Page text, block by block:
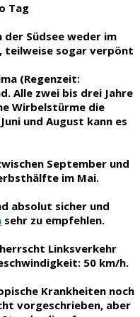
Tag
der Südsee weder im
teilweise sogar verpönt
(Regenzeit:
Alle zwei bis drei Jahre
Wirbelstürme die
und August kann es
September und
im Mai.
absolut sicher und
sehr zu empfehlen.
Linksverkehr
50 km/h.
Krankheiten noch
vorgeschrieben, aber